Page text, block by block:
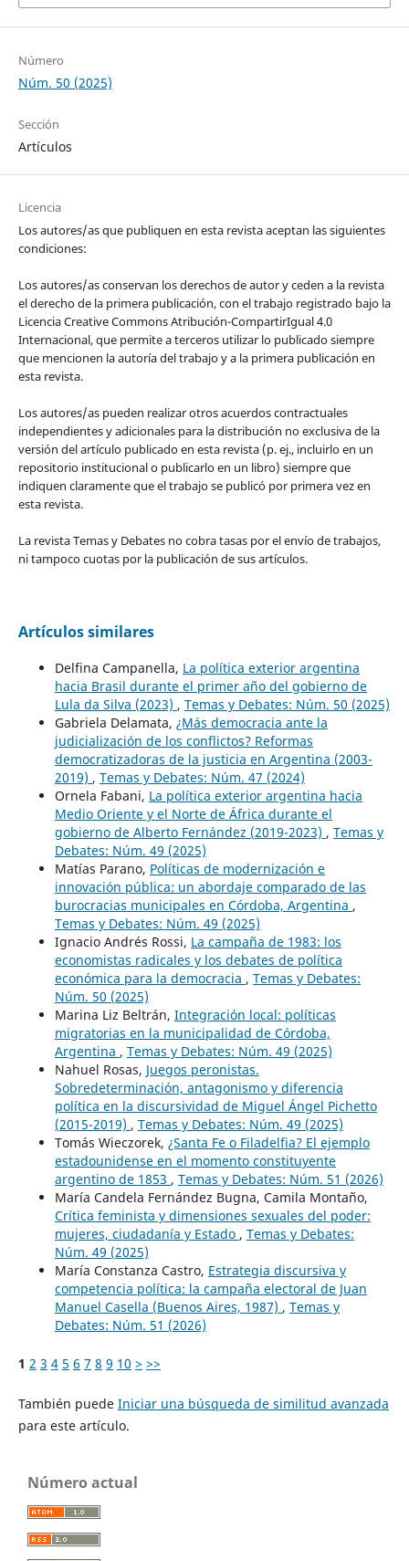
Número
Núm. 50 (2025)
Sección
Artículos
Licencia
Los autores/as que publiquen en esta revista aceptan las siguientes
condiciones:
Los autores/as conservan los derechos de autor y ceden a la revista
el derecho de la primera publicación, con el trabajo registrado bajo la
Licencia Creative Commons Atribución-CompartirIgual 4.0
Internacional, que permite a terceros utilizar lo publicado siempre
que mencionen la autoría del trabajo y a la primera publicación en
esta revista.
Los autores/as pueden realizar otros acuerdos contractuales
independientes y adicionales para la distribución no exclusiva de la
versión del artículo publicado en esta revista (p. ej., incluirlo en un
repositorio institucional o publicarlo en un libro) siempre que
indiquen claramente que el trabajo se publicó por primera vez en
esta revista.
La revista Temas y Debates no cobra tasas por el envío de trabajos,
ni tampoco cuotas por la publicación de sus artículos.
Artículos similares
Delfina Campanella, La política exterior argentina
hacia Brasil durante el primer año del gobierno de
Lula da Silva (2023) , Temas y Debates: Núm. 50 (2025)
Gabriela Delamata, ¿Más democracia ante la
judicialización de los conflictos? Reformas
democratizadoras de la justicia en Argentina (2003-
2019) , Temas y Debates: Núm. 47 (2024)
Ornela Fabani, La política exterior argentina hacia
Medio Oriente y el Norte de África durante el
gobierno de Alberto Fernández (2019-2023) , Temas y
Debates: Núm. 49 (2025)
Matías Parano, Políticas de modernización e
innovación pública: un abordaje comparado de las
burocracias municipales en Córdoba, Argentina ,
Temas y Debates: Núm. 49 (2025)
Ignacio Andrés Rossi, La campaña de 1983: los
economistas radicales y los debates de política
económica para la democracia , Temas y Debates:
Núm. 50 (2025)
Marina Liz Beltrán, Integración local: políticas
migratorias en la municipalidad de Córdoba,
Argentina , Temas y Debates: Núm. 49 (2025)
Nahuel Rosas, Juegos peronistas.
Sobredeterminación, antagonismo y diferencia
política en la discursividad de Miguel Ángel Pichetto
(2015-2019) , Temas y Debates: Núm. 49 (2025)
Tomás Wieczorek, ¿Santa Fe o Filadelfia? El ejemplo
estadounidense en el momento constituyente
argentino de 1853 , Temas y Debates: Núm. 51 (2026)
María Candela Fernández Bugna, Camila Montaño,
Crítica feminista y dimensiones sexuales del poder:
mujeres, ciudadanía y Estado , Temas y Debates:
Núm. 49 (2025)
María Constanza Castro, Estrategia discursiva y
competencia política: la campaña electoral de Juan
Manuel Casella (Buenos Aires, 1987) , Temas y
Debates: Núm. 51 (2026)
1 2 3 4 5 6 7 8 9 10 > >>
También puede Iniciar una búsqueda de similitud avanzada
para este artículo.
Número actual